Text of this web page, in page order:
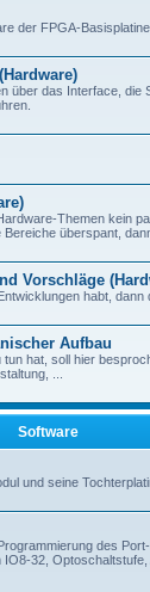
der FPGA-Basisplatine
über das Interface, die
Themen kein
überspant,
Vorschläge
habt, dann
Aufbau
hat, soll hier
...
Software
und seine
des
IO8-32,